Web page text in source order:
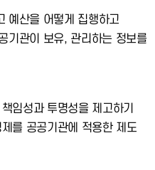
예산을 어떻게 집행하고
기관이 보유, 관리하는 정보를
임성과 투명성을 제고하기
를 공공기관에 적용한 제도